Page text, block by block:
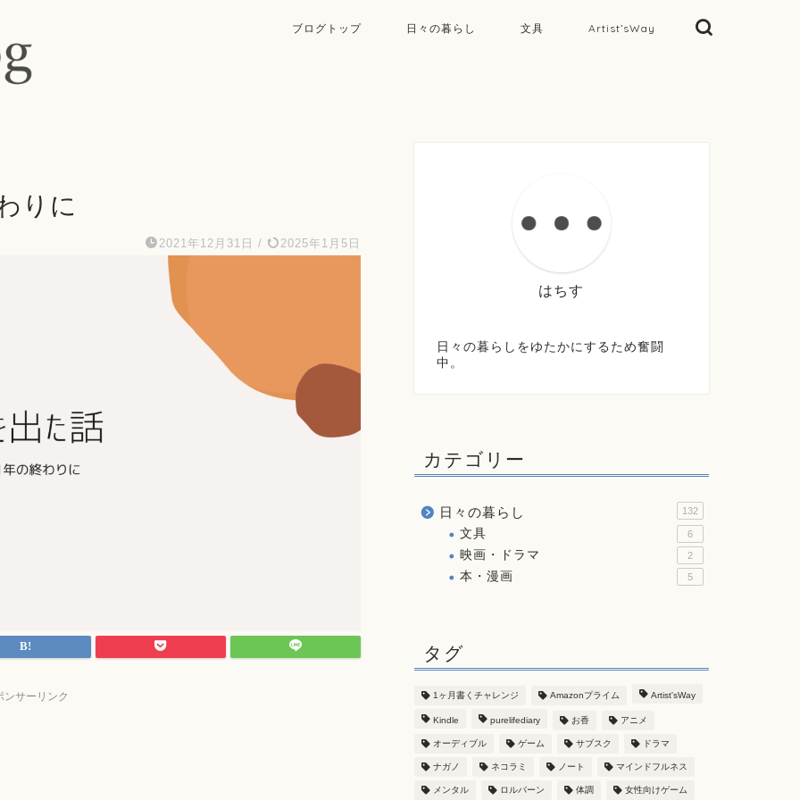
ブログトップ 日々の暮らし 文具 Artist’sWay
りに
2021年12月31日 / 2025年1月5日
ンサーリンク
はちす
日々の暮らしをゆたかにするため奮闘
中。
カテゴリー
日々の暮らし 132
文具 6
映画・ドラマ 2
本・漫画 5
タグ
1ヶ月書くチャレンジ Amazonプライム Artist'sWay
Kindle purelifediary お香 アニメ
オーディブル ゲーム サブスク ドラマ
ナガノ ネコラミ ノート マインドフルネス
メンタル ロルバーン 体調 女性向けゲーム